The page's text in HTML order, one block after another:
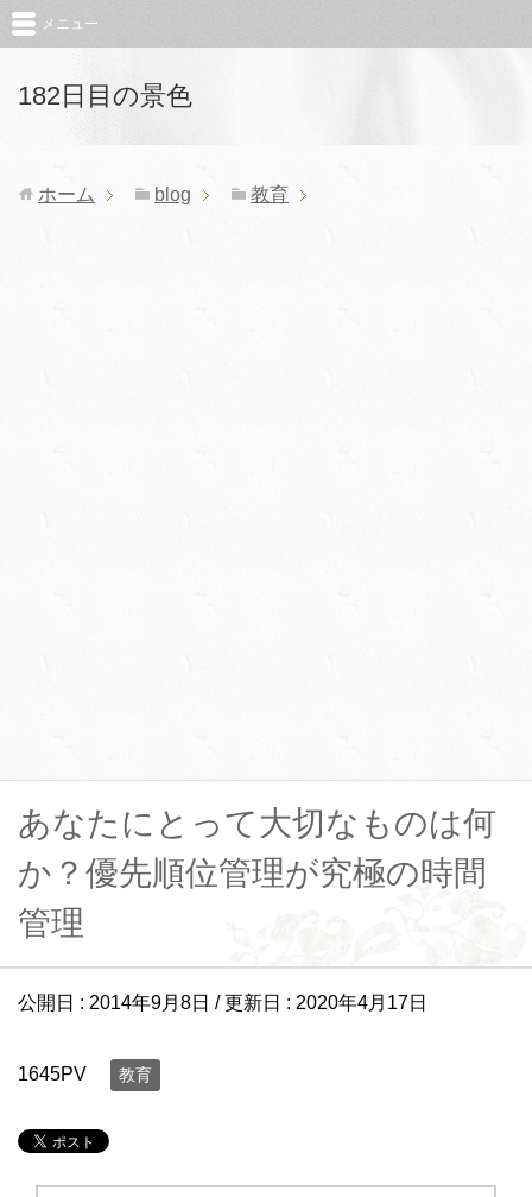
182日目の景色
メニュー
ホーム blog 教育
あなたにとって大切なものは何
か？優先順位管理が究極の時間
管理
公開日 : 2014年9月8日 / 更新日 : 2020年4月17日
1645PV 教育